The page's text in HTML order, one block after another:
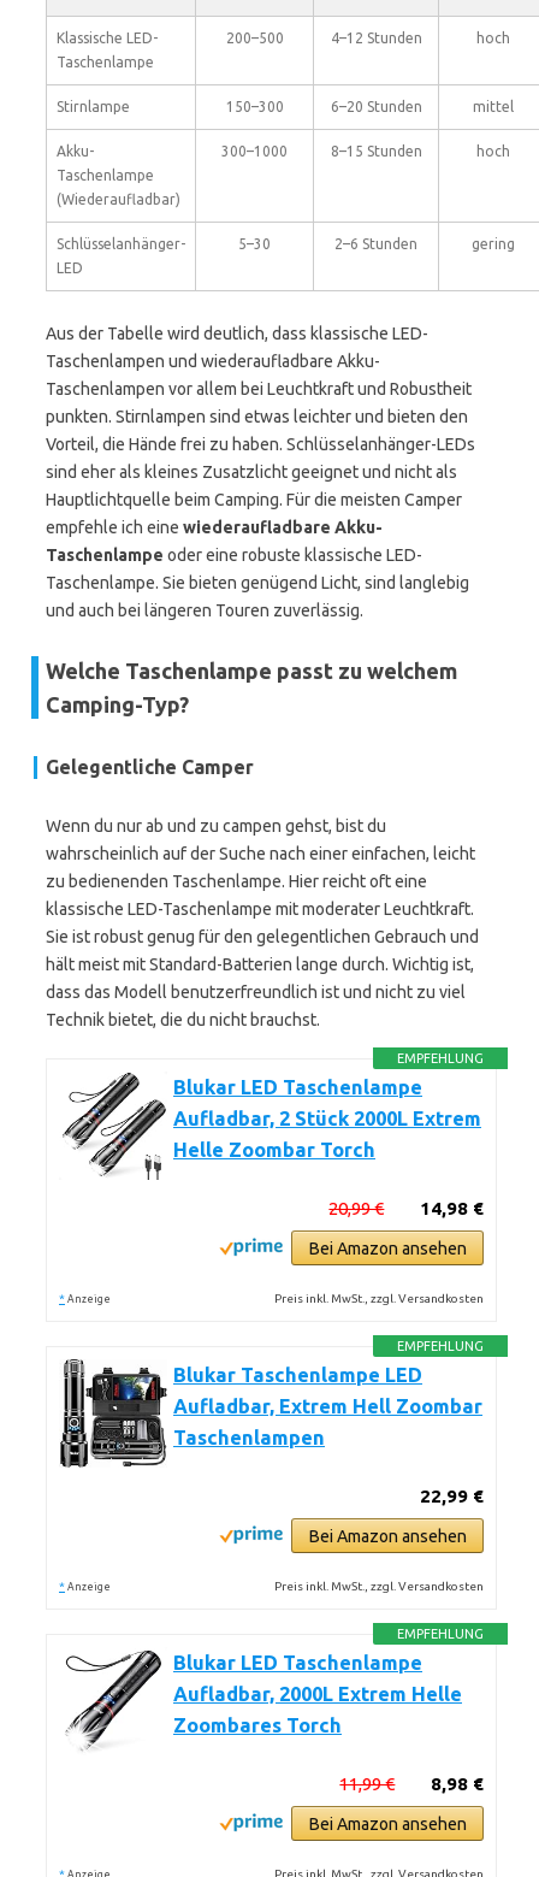
Klassische LED-
Taschenlampe
200–500 4–12 Stunden hoch
Stirnlampe 150–300 6–20 Stunden mittel
Akku-
Taschenlampe
(Wiederaufladbar)
300–1000 8–15 Stunden hoch
Schlüsselanhänger-
LED
5–30 2–6 Stunden gering
Aus der Tabelle wird deutlich, dass klassische LED-
Taschenlampen und wiederaufladbare Akku-
Taschenlampen vor allem bei Leuchtkraft und Robustheit
punkten. Stirnlampen sind etwas leichter und bieten den
Vorteil, die Hände frei zu haben. Schlüsselanhänger-LEDs
sind eher als kleines Zusatzlicht geeignet und nicht als
Hauptlichtquelle beim Camping. Für die meisten Camper
empfehle ich eine wiederaufladbare Akku-
Taschenlampe oder eine robuste klassische LED-
Taschenlampe. Sie bieten genügend Licht, sind langlebig
und auch bei längeren Touren zuverlässig.
Welche Taschenlampe passt zu welchem
Camping-Typ?
Gelegentliche Camper
Wenn du nur ab und zu campen gehst, bist du
wahrscheinlich auf der Suche nach einer einfachen, leicht
zu bedienenden Taschenlampe. Hier reicht oft eine
klassische LED-Taschenlampe mit moderater Leuchtkraft.
Sie ist robust genug für den gelegentlichen Gebrauch und
hält meist mit Standard-Batterien lange durch. Wichtig ist,
dass das Modell benutzerfreundlich ist und nicht zu viel
Technik bietet, die du nicht brauchst.
EMPFEHLUNG
Blukar LED Taschenlampe
Aufladbar, 2 Stück 2000L Extrem
Helle Zoombar Torch
14,98 €
20,99 €
Bei Amazon ansehen
* Anzeige Preis inkl. MwSt., zzgl. Versandkosten
EMPFEHLUNG
Blukar Taschenlampe LED
Aufladbar, Extrem Hell Zoombar
Taschenlampen
22,99 €
Bei Amazon ansehen
* Anzeige Preis inkl. MwSt., zzgl. Versandkosten
EMPFEHLUNG
Blukar LED Taschenlampe
Aufladbar, 2000L Extrem Helle
Zoombares Torch
8,98 €
11,99 €
Bei Amazon ansehen
* Anzeige Preis inkl. MwSt., zzgl. Versandkosten